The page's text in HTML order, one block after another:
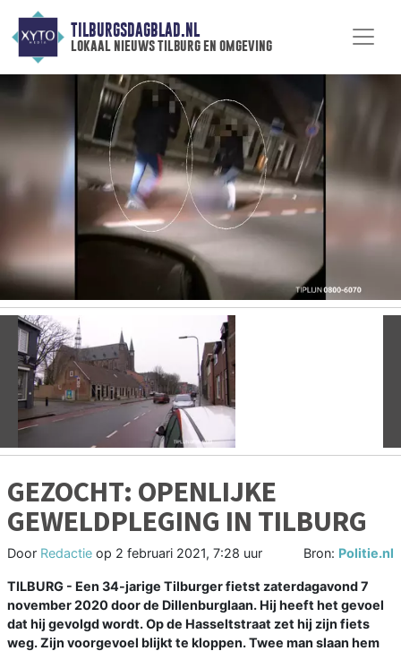
TILBURGSDAGBLAD.NL
lokaal nieuws tilburg en omgeving
Vorige
GEZOCHT: OPENLIJKE
GEWELDPLEGING IN TILBURG
Door Redactie op 2 februari 2021, 7:28 uur Bron: Politie.nl
TILBURG - Een 34-jarige Tilburger fietst zaterdagavond 7
november 2020 door de Dillenburglaan. Hij heeft het gevoel
dat hij gevolgd wordt. Op de Hasseltstraat zet hij zijn fiets
weg. Zijn voorgevoel blijkt te kloppen. Twee man slaan hem